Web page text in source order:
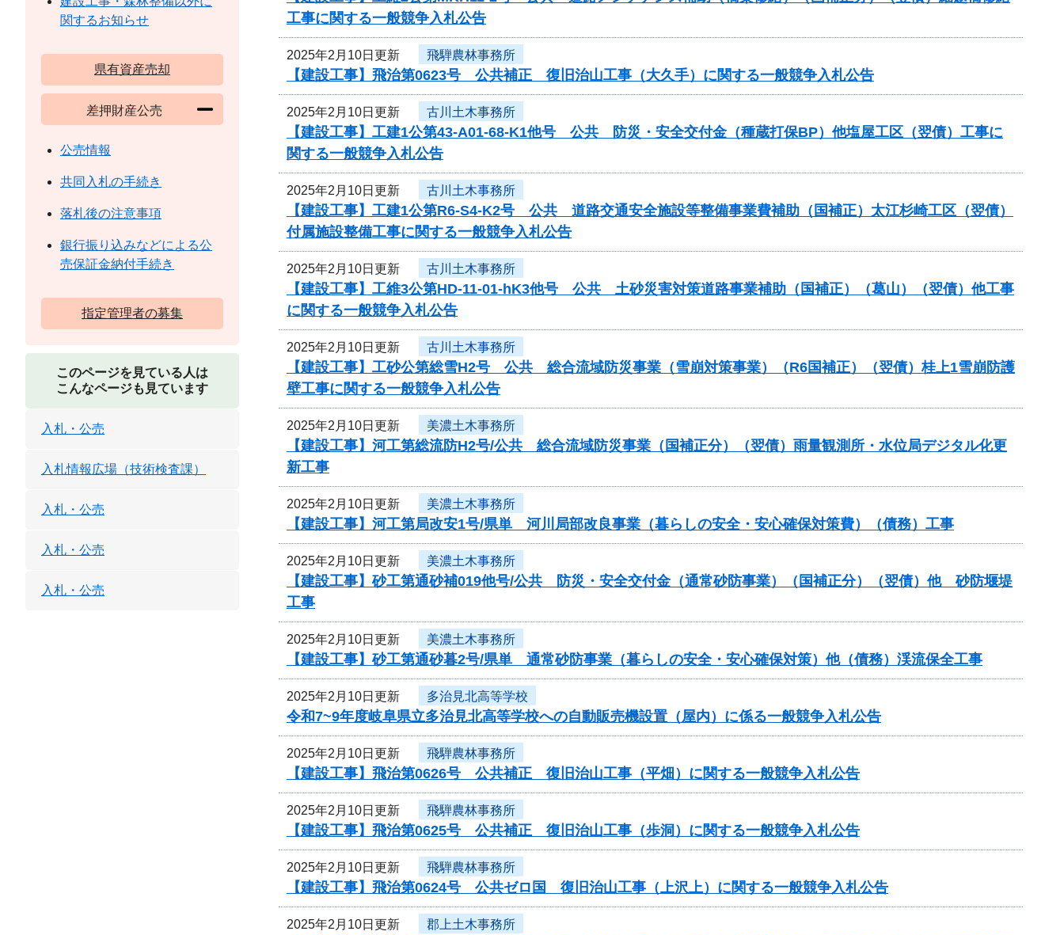
工事に関する一般競争入札公告
2025年2月10日更新 飛騨農林事務所
【建設工事】飛治第0623号 公共補正 復旧治山工事（大久手）に関する一般競争入札公告
2025年2月10日更新 古川土木事務所
【建設工事】工建1公第43-A01-68-K1他号 公共 防災・安全交付金（種蔵打保BP）他塩屋工区（翌債）工事に
関する一般競争入札公告
2025年2月10日更新 古川土木事務所
【建設工事】工建1公第R6-S4-K2号 公共 道路交通安全施設等整備事業費補助（国補正）太江杉崎工区（翌債）
付属施設整備工事に関する一般競争入札公告
2025年2月10日更新 古川土木事務所
【建設工事】工維3公第HD-11-01-hK3他号 公共 土砂災害対策道路事業補助（国補正）（葛山）（翌債）他工事
に関する一般競争入札公告
2025年2月10日更新 古川土木事務所
【建設工事】工砂公第総雪H2号 公共 総合流域防災事業（雪崩対策事業）（R6国補正）（翌債）桂上1雪崩防護
壁工事に関する一般競争入札公告
2025年2月10日更新 美濃土木事務所
【建設工事】河工第総流防H2号/公共 総合流域防災事業（国補正分）（翌債）雨量観測所・水位局デジタル化更
新工事
2025年2月10日更新 美濃土木事務所
【建設工事】河工第局改安1号/県単 河川局部改良事業（暮らしの安全・安心確保対策費）（債務）工事
2025年2月10日更新 美濃土木事務所
【建設工事】砂工第通砂補019他号/公共 防災・安全交付金（通常砂防事業）（国補正分）（翌債）他 砂防堰堤
工事
2025年2月10日更新 美濃土木事務所
【建設工事】砂工第通砂暮2号/県単 通常砂防事業（暮らしの安全・安心確保対策）他（債務）渓流保全工事
2025年2月10日更新 多治見北高等学校
令和7~9年度岐阜県立多治見北高等学校への自動販売機設置（屋内）に係る一般競争入札公告
2025年2月10日更新 飛騨農林事務所
【建設工事】飛治第0626号 公共補正 復旧治山工事（平畑）に関する一般競争入札公告
2025年2月10日更新 飛騨農林事務所
【建設工事】飛治第0625号 公共補正 復旧治山工事（歩洞）に関する一般競争入札公告
2025年2月10日更新 飛騨農林事務所
【建設工事】飛治第0624号 公共ゼロ国 復旧治山工事（上沢上）に関する一般競争入札公告
2025年2月10日更新 郡上土木事務所
関するお知らせ
県有資産売却
差押財産公売
公売情報
共同入札の手続き
落札後の注意事項
銀行振り込みなどによる公
売保証金納付手続き
指定管理者の募集
このページを見ている人は
こんなページも見ています
入札・公売
入札情報広場（技術検査課）
入札・公売
入札・公売
入札・公売